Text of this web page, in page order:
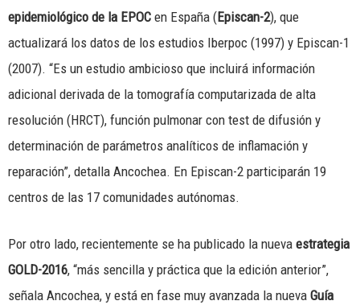
epidemiológico de la EPOC en España (Episcan-2), que
actualizará los datos de los estudios Iberpoc (1997) y Episcan-1
(2007). “Es un estudio ambicioso que incluirá información
adicional derivada de la tomografía computarizada de alta
resolución (HRCT), función pulmonar con test de difusión y
determinación de parámetros analíticos de inflamación y
reparación”, detalla Ancochea. En Episcan-2 participarán 19
centros de las 17 comunidades autónomas.
Por otro lado, recientemente se ha publicado la nueva estrategia
GOLD-2016, “más sencilla y práctica que la edición anterior”,
señala Ancochea, y está en fase muy avanzada la nueva Guía